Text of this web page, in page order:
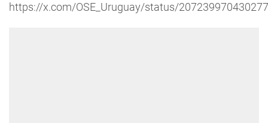
https://x.com/OSE_Uruguay/status/